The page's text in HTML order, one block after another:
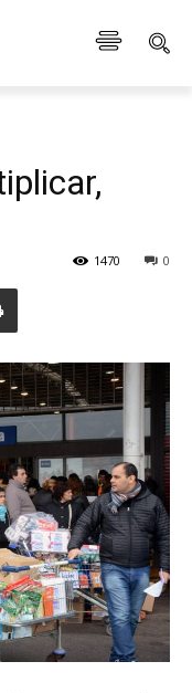
0
1470